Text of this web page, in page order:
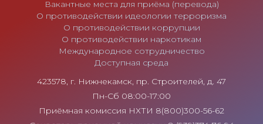
Вакантные места для приёма (перевода)
О противодействии идеологии терроризма
О противодействии коррупции
О противодействии наркотикам
Международное сотрудничество
Доступная среда
423578, г. Нижнекамск, пр. Строителей, д. 47
Пн-Сб 08:00-17:00
Приёмная комиссия НХТИ 8(800)300-56-62